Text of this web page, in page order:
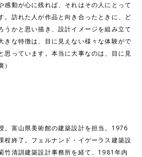
感動が心に残れば、それはその人にとって
。訪れた人が作品と向き合ったときに、ど
うかと思い描き、設計イメージを組み立て
きな特徴は、目に見えない様々な体験がで
思っています。本当に大事なのは、目に見
。富山県美術館の建築設計を担当。1976
程終了。フェルナンド・イゲーラス建築設
竹清訓建築設計事務所を経て、1981年内